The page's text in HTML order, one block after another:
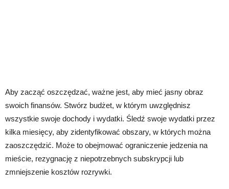
Aby zacząć oszczędzać, ważne jest, aby mieć jasny obraz
swoich finansów. Stwórz budżet, w którym uwzględnisz
wszystkie swoje dochody i wydatki. Śledź swoje wydatki przez
kilka miesięcy, aby zidentyfikować obszary, w których można
zaoszczędzić. Może to obejmować ograniczenie jedzenia na
mieście, rezygnację z niepotrzebnych subskrypcji lub
zmniejszenie kosztów rozrywki.